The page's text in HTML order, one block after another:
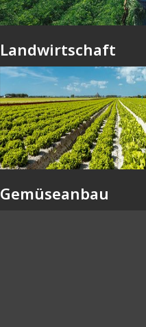
Landwirtschaft
Gemüseanbau